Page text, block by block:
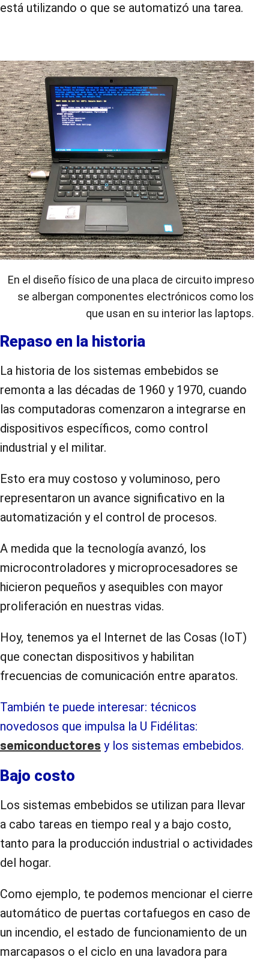
está utilizando o que se automatizó una tarea.
En el diseño físico de una placa de circuito impreso
se albergan componentes electrónicos como los
que usan en su interior las laptops.
Repaso en la historia
La historia de los sistemas embebidos se
remonta a las décadas de 1960 y 1970, cuando
las computadoras comenzaron a integrarse en
dispositivos específicos, como control
industrial y el militar.
Esto era muy costoso y voluminoso, pero
representaron un avance significativo en la
automatización y el control de procesos.
A medida que la tecnología avanzó, los
microcontroladores y microprocesadores se
hicieron pequeños y asequibles con mayor
proliferación en nuestras vidas.
Hoy, tenemos ya el Internet de las Cosas (IoT)
que conectan dispositivos y habilitan
frecuencias de comunicación entre aparatos.
También te puede interesar: técnicos
novedosos que impulsa la U Fidélitas:
semiconductores y los sistemas embebidos.
Bajo costo
Los sistemas embebidos se utilizan para llevar
a cabo tareas en tiempo real y a bajo costo,
tanto para la producción industrial o actividades
del hogar.
Como ejemplo, te podemos mencionar el cierre
automático de puertas cortafuegos en caso de
un incendio, el estado de funcionamiento de un
marcapasos o el ciclo en una lavadora para